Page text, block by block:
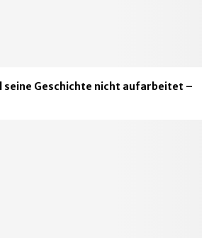
seine Geschichte nicht aufarbeitet –